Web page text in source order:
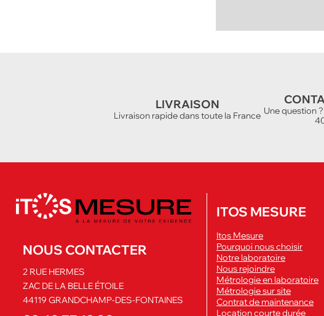
LIVRAISON
Livraison rapide dans toute la France Une question
NOUS CONTACTER
2 RUE HERMES
ZAC DE LA BELLE ÉTOILE
44119 GRANDCHAMP-DES-FONTAINES
ITOS MESURE
Itos Mesure
Pourquoi nous choisir
Notre laboratoire
Nous rejoindre
Métrologie en laboratoire
Métrologie sur site
Contrat de maintenance
Location courte durée